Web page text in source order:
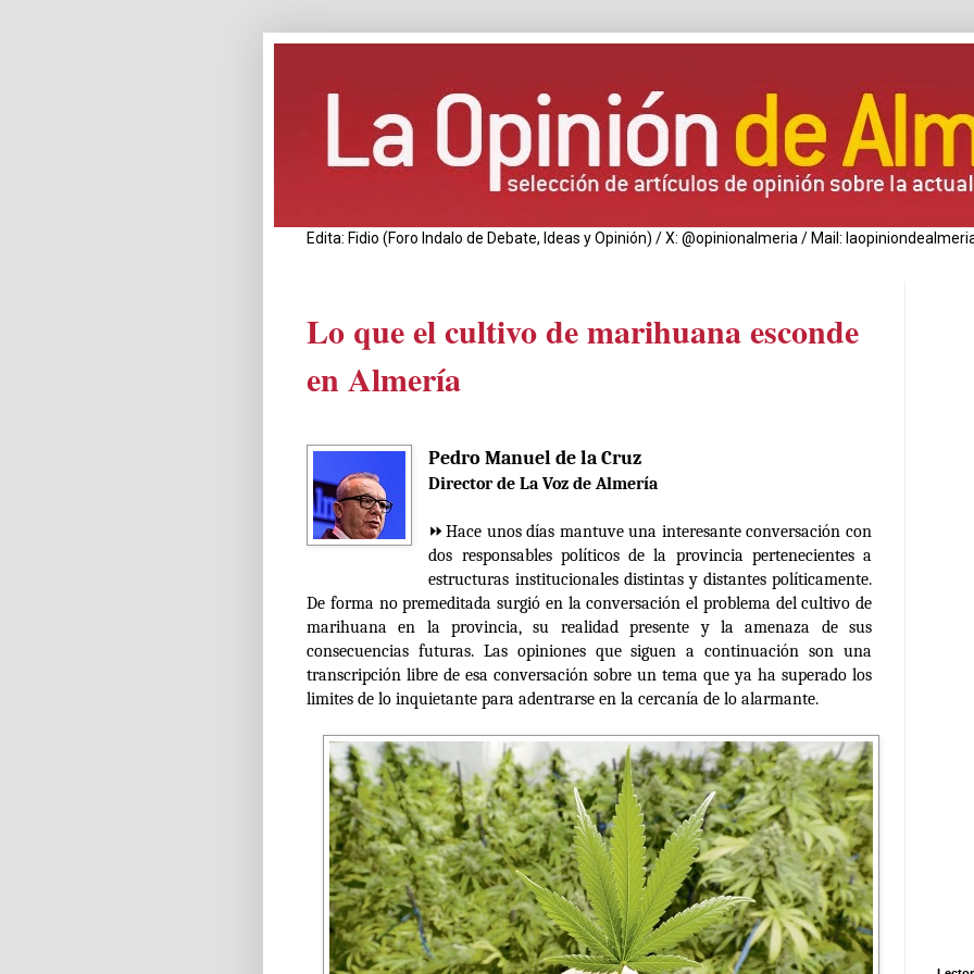
Edita: Fidio (Foro Indalo de Debate, Ideas y Opinión) / X: @opinionalmeria / Mail:
Lo que el cultivo de marihuana esconde
en Almería
Pedro Manuel de la Cruz
Director de La Voz de Almería
⏩Hace unos días mantuve una interesante conversación con
dos responsables políticos de la provincia pertenecientes a
estructuras institucionales distintas y distantes políticamente.
De forma no premeditada surgió en la conversación el problema del cultivo de
marihuana en la provincia, su realidad presente y la amenaza de sus
consecuencias futuras. Las opiniones que siguen a continuación son una
transcripción libre de esa conversación sobre un tema que ya ha superado los
limites de lo inquietante para adentrarse en la cercanía de lo alarmante.